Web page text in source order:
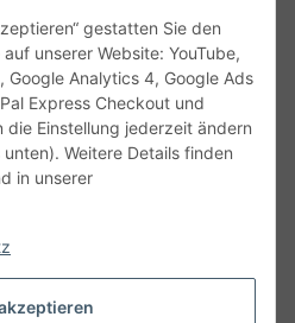
gestatten Sie den
unserer Website: YouTube,
Google Analytics 4, Google Ads
Express Checkout und
die Einstellung jederzeit ändern
Weitere Details finden
in unserer
Gewähr. Irrtümer und fehlerhafte
Sie Datenblätter oder spezielle
der Artikel können